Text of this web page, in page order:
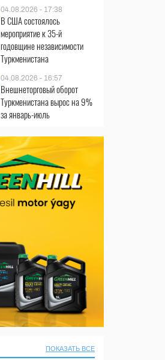
04.08.2026 - 17:38
В США состоялось
мероприятие к 35-й
годовщине независимости
Туркменистана
04.08.2026 - 16:57
Внешнеторговый оборот
Туркменистана вырос на 9%
за январь-июль
ПОКАЗАТЬ ВСЕ